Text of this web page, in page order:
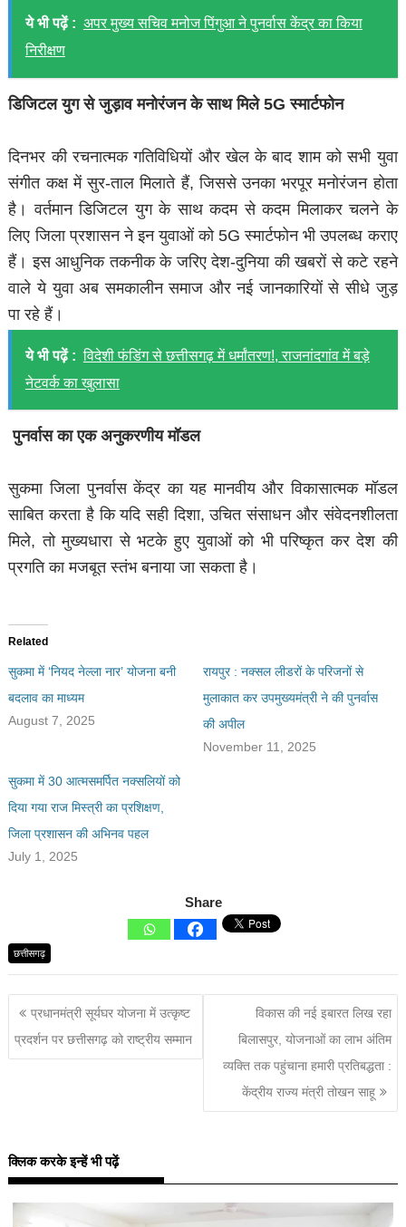
ये भी पढ़ें : अपर मुख्य सचिव मनोज पिंगुआ ने पुनर्वास केंद्र का किया
निरीक्षण
डिजिटल युग से जुड़ाव मनोरंजन के साथ मिले 5G स्मार्टफोन
दिनभर की रचनात्मक गतिविधियों और खेल के बाद शाम को सभी युवा
संगीत कक्ष में सुर-ताल मिलाते हैं, जिससे उनका भरपूर मनोरंजन होता
है। वर्तमान डिजिटल युग के साथ कदम से कदम मिलाकर चलने के
लिए जिला प्रशासन ने इन युवाओं को 5G स्मार्टफोन भी उपलब्ध कराए
हैं। इस आधुनिक तकनीक के जरिए देश-दुनिया की खबरों से कटे रहने
वाले ये युवा अब समकालीन समाज और नई जानकारियों से सीधे जुड़
पा रहे हैं।
ये भी पढ़ें : विदेशी फंडिंग से छत्तीसगढ़ में धर्मांतरण!, राजनांदगांव में बड़े
नेटवर्क का खुलासा
पुनर्वास का एक अनुकरणीय मॉडल
सुकमा जिला पुनर्वास केंद्र का यह मानवीय और विकासात्मक मॉडल
साबित करता है कि यदि सही दिशा, उचित संसाधन और संवेदनशीलता
मिले, तो मुख्यधारा से भटके हुए युवाओं को भी परिष्कृत कर देश की
प्रगति का मजबूत स्तंभ बनाया जा सकता है।
Related
सुकमा में ‘नियद नेल्ला नार’ योजना बनी
बदलाव का माध्यम
August 7, 2025
रायपुर : नक्सल लीडरों के परिजनों से
मुलाकात कर उपमुख्यमंत्री ने की पुनर्वास
की अपील
November 11, 2025
सुकमा में 30 आत्मसमर्पित नक्सलियों को
दिया गया राज मिस्त्री का प्रशिक्षण,
जिला प्रशासन की अभिनव पहल
July 1, 2025
Share
छत्तीसगढ़
प्रधानमंत्री सूर्यघर योजना में उत्कृष्ट
प्रदर्शन पर छत्तीसगढ़ को राष्ट्रीय सम्मान
विकास की नई इबारत लिख रहा
बिलासपुर, योजनाओं का लाभ अंतिम
व्यक्ति तक पहुंचाना हमारी प्रतिबद्धता :
केंद्रीय राज्य मंत्री तोखन साहू
क्लिक करके इन्हें भी पढ़ें